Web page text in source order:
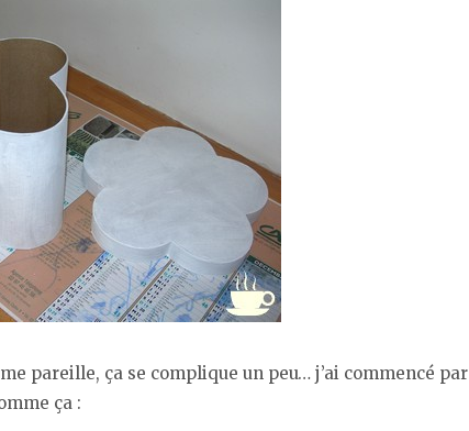
pareille, ça se complique un peu… j’ai commencé par
ça :